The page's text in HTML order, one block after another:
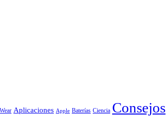
Aplicaciones Apple Baterías Ciencia Consejos